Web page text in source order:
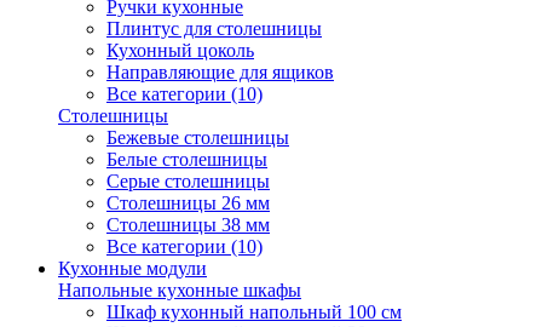
Ручки кухонные
Плинтус для столешницы
Кухонный цоколь
Направляющие для ящиков
Все категории (10)
Столешницы
Бежевые столешницы
Белые столешницы
Серые столешницы
Столешницы 26 мм
Столешницы 38 мм
Все категории (10)
Кухонные модули
Напольные кухонные шкафы
Шкаф кухонный напольный 100 см